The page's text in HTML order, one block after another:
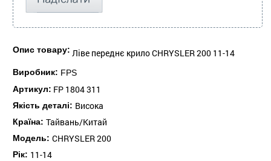
Опис товару: Ліве переднє крило CHRYSLER 200 11-14
Виробник: FPS
Артикул: FP 1804 311
Якість деталі: Висока
Країна: Тайвань/Китай
Модель: CHRYSLER 200
Рік: 11-14